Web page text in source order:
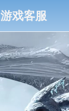
游戏客服